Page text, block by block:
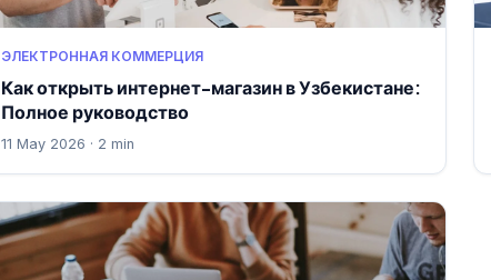
ЭЛЕКТРОННАЯ КОММЕРЦИЯ
Как открыть интернет-магазин в Узбекистане:
Полное руководство
11 May 2026 · 2 min